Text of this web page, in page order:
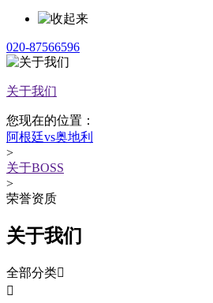
020-87566596
关于我们
您现在的位置：
阿根廷vs奥地利
>
关于BOSS
>
荣誉资质
关于我们
全部分类
